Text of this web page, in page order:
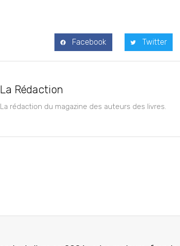
Facebook Twitter
La Rédaction
La rédaction du magazine des auteurs des livres.